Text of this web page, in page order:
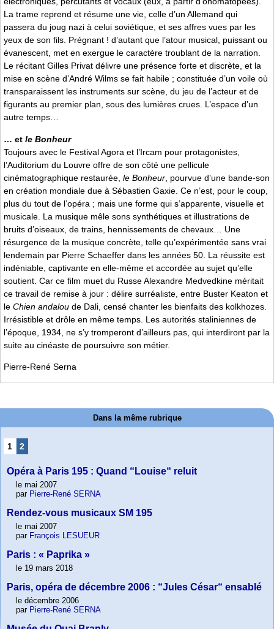
La trame reprend et résume une vie, celle d’un Allemand qui
passera du joug nazi à celui soviétique, et ses affres vues par les
yeux de son fils. Prégnant ! d’autant que l’atour musical, puissant ou
évanescent, met en exergue le caractère troublant de la narration.
Le récitant Gilles Privat délivre une présence forte et discrète, et la
mise en scène d’André Wilms se fait habile ; constituée d’un voile où
transparaissent les instruments sur scène, du jeu de l’acteur et de
figurants au premier plan, sous des lumières crues. L’espace d’un
autre temps…
… et le Bonheur
Toujours avec le Festival Agora et l’Ircam pour protagonistes,
l’Auditorium du Louvre offre de son côté une pellicule
cinématographique restaurée, le Bonheur , pourvue d’une bande-son
en création mondiale due à Sébastien Gaxie. Ce n’est, pour le coup,
plus du tout de l’opéra ; mais une forme qui s’apparente, visuelle et
musicale. La musique mêle sons synthétiques et illustrations de
bruits d’oiseaux, de trains, hennissements de chevaux… Une
résurgence de la musique concrète, telle qu’expérimentée sans vrai
lendemain par Pierre Schaeffer dans les années 50. La réussite est
indéniable, captivante en elle-même et accordée au sujet qu’elle
soutient. Car ce film muet du Russe Alexandre Medvedkine méritait
ce travail de remise à jour : délire surréaliste, entre Buster Keaton et
le Chien andalou de Dali, censé chanter les bienfaits des kolkhozes.
Irrésistible et drôle en même temps. Les autorités staliniennes de
l’époque, 1934, ne s’y tromperont d’ailleurs pas, qui interdiront par la
suite au cinéaste de poursuivre son métier.
Pierre-René Serna
Dans la même rubrique
1 2
Opéra à Paris 195 : Quand “Louise“ reluit
le mai 2007
par Pierre-René SERNA
Rendez-vous musicaux SM 195
le mai 2007
par François LESUEUR
Paris : « Paprika »
le 19 mars 2018
Paris, opéra de décembre 2006 : “Jules César“ ensablé
le décembre 2006
par Pierre-René SERNA